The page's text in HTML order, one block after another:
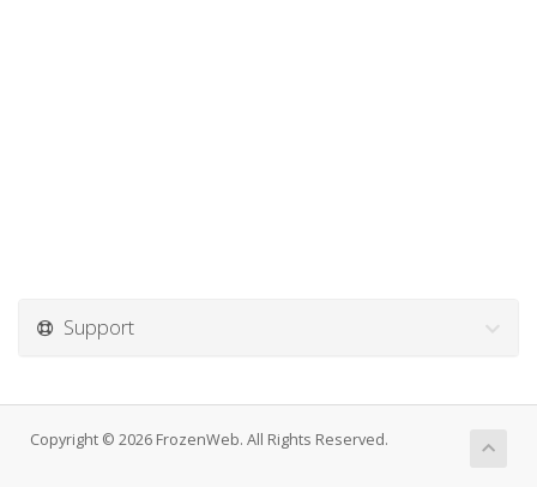
Support
Copyright © 2026 FrozenWeb. All Rights Reserved.